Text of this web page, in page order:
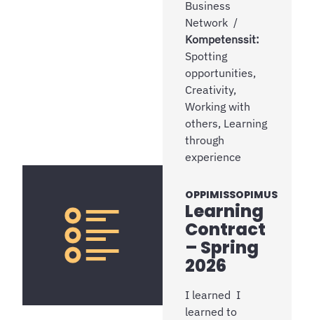
Business
Network
Kompetenssit:
Spotting
opportunities,
Creativity,
Working with
others, Learning
through
experience
OPPIMISSOPIMUS
Learning
Contract
– Spring
2026
I learned I
learned to